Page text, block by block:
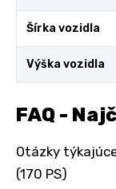
Šírka vozidla
Výška vozidla
FAQ -
Otázky
(170 PS)